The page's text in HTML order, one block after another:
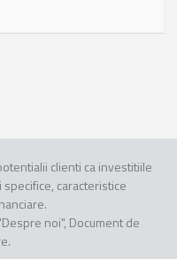
clienti ca investitiile
caracteristice
noi", Document de